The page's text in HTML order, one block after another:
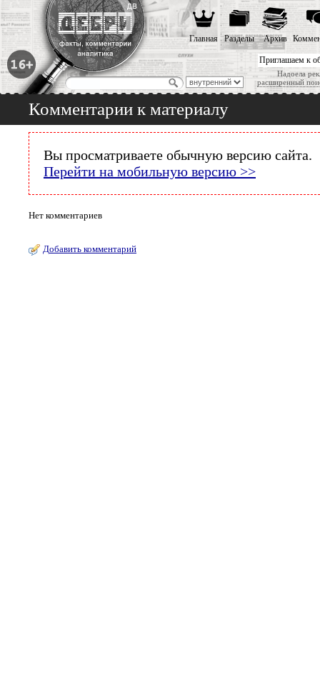
Приглашаем к
Надоела
расширенный
Главная Разделы Архив
Комментарии к материалу
Вы просматриваете обычную версию сайта.
Перейти на мобильную версию >>
Нет комментариев
Добавить комментарий